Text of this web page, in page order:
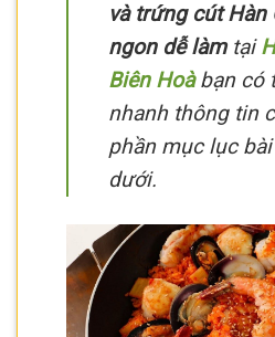
và trứng cút Hàn
ngon dễ làmtại
Biên Hoàbạn có
nhanh thông tin
phần mục lục
dưới.